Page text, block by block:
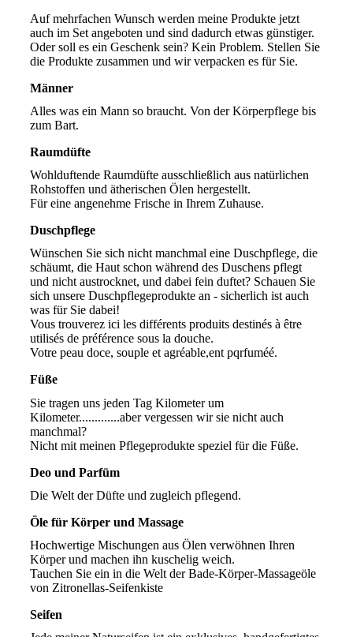
Auf mehrfachen Wunsch werden meine Produkte jetzt
auch im Set angeboten und sind dadurch etwas günstiger.
Oder soll es ein Geschenk sein? Kein Problem. Stellen Sie
die Produkte zusammen und wir verpacken es für Sie.
Männer
Alles was ein Mann so braucht. Von der Körperpflege bis
zum Bart.
Raumdüfte
Wohlduftende Raumdüfte ausschließlich aus natürlichen
Rohstoffen und ätherischen Ölen hergestellt.
Für eine angenehme Frische in Ihrem Zuhause.
Duschpflege
Wünschen Sie sich nicht manchmal eine Duschpflege, die
schäumt, die Haut schon während des Duschens pflegt
und nicht austrocknet, und dabei fein duftet? Schauen Sie
sich unsere Duschpflegeprodukte an - sicherlich ist auch
was für Sie dabei!
Vous trouverez ici les différents produits destinés à être
utilisés de préférence sous la douche.
Votre peau doce, souple et agréable,ent pqrfuméé.
Füße
Sie tragen uns jeden Tag Kilometer um
Kilometer.............aber vergessen wir sie nicht auch
manchmal?
Nicht mit meinen Pflegeprodukte speziel für die Füße.
Deo und Parfüm
Die Welt der Düfte und zugleich pflegend.
Öle für Körper und Massage
Hochwertige Mischungen aus Ölen verwöhnen Ihren
Körper und machen ihn kuschelig weich.
Tauchen Sie ein in die Welt der Bade-Körper-Massageöle
von Zitronellas-Seifenkiste
Seifen